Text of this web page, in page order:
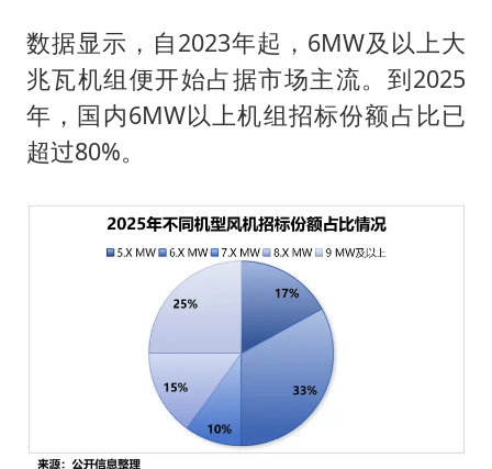
数据显示，自2023年起，6MW及以上大
兆瓦机组便开始占据市场主流。到2025
年，国内6MW以上机组招标份额占比已
超过80%。